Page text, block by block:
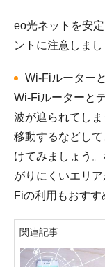
eo光ネットを安
ントに注意しまし
Wi-Fiルーター
Wi-Fiルーターと
波が遮られてし
移動するなどし
けてみましょう
がりにくいエリ
Fiの利用もおすす
関連記事